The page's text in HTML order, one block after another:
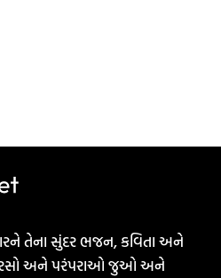
તેના સુંદર ભજન, કવિતા અને
અને પરંપરાઓ જુઓ અને